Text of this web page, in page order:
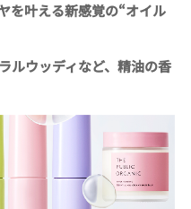
を叶える新感覚の“オイル
ルウッディなど、精油の香